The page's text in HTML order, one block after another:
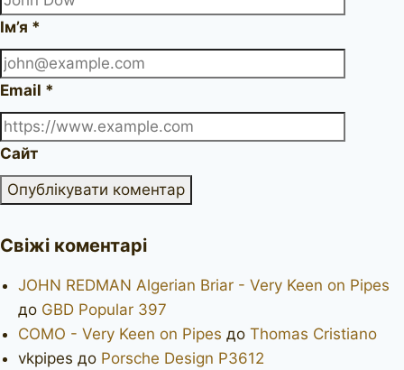
Ім’я *
Email *
Сайт
Свіжі коментарі
JOHN REDMAN Algerian Briar - Very Keen on Pipes
до GBD Popular 397
COMO - Very Keen on Pipes до Thomas Cristiano
vkpipes до Porsche Design P3612